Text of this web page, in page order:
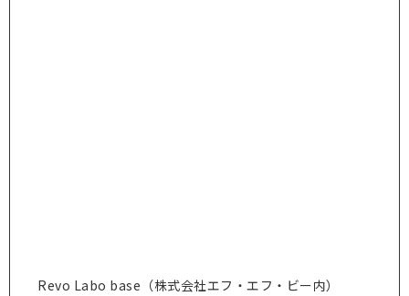
Revo Labo base（株式会社エフ・エフ・ビー内）